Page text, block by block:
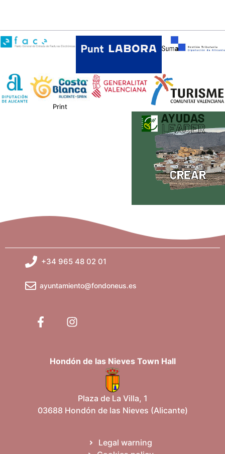
Print
+34 965 48 02 01
ayuntamiento@fondoneus.es
Hondón de las Nieves Town Hall
Plaza de La Villa, 1
03688 Hondón de las Nieves (Alicante)
Legal warning